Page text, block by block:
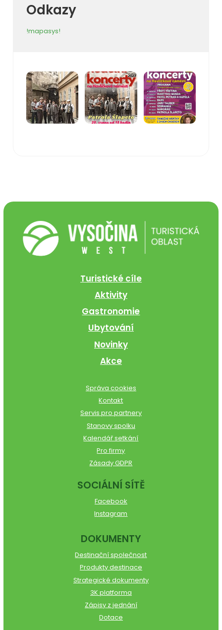
Odkazy
!mapasys!
Turistické cíle
Aktivity
Gastronomie
Ubytování
Novinky
Akce
Správa cookies
Kontakt
Servis pro partnery
Stanovy spolku
Kalendář setkání
Pro firmy
Zásady GDPR
SOCIÁLNÍ SÍTĚ
Facebook
Instagram
DOKUMENTY
Destinační společnost
Produkty destinace
Strategické dokumenty
3K platforma
Zápisy z jednání
Dotace